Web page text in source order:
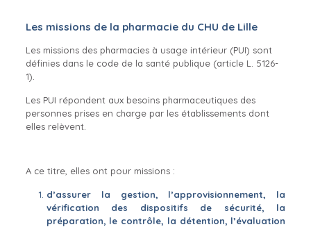
Les missions de la pharmacie du CHU de Lille
Les missions des pharmacies à usage intérieur (PUI) sont
définies dans le code de la santé publique (article L. 5126-
1).
Les PUI répondent aux besoins pharmaceutiques des
personnes prises en charge par les établissements dont
elles relèvent.
A ce titre, elles ont pour missions :
d’assurer la gestion, l’approvisionnement, la
vérification des dispositifs de sécurité, la
préparation, le contrôle, la détention, l’évaluation